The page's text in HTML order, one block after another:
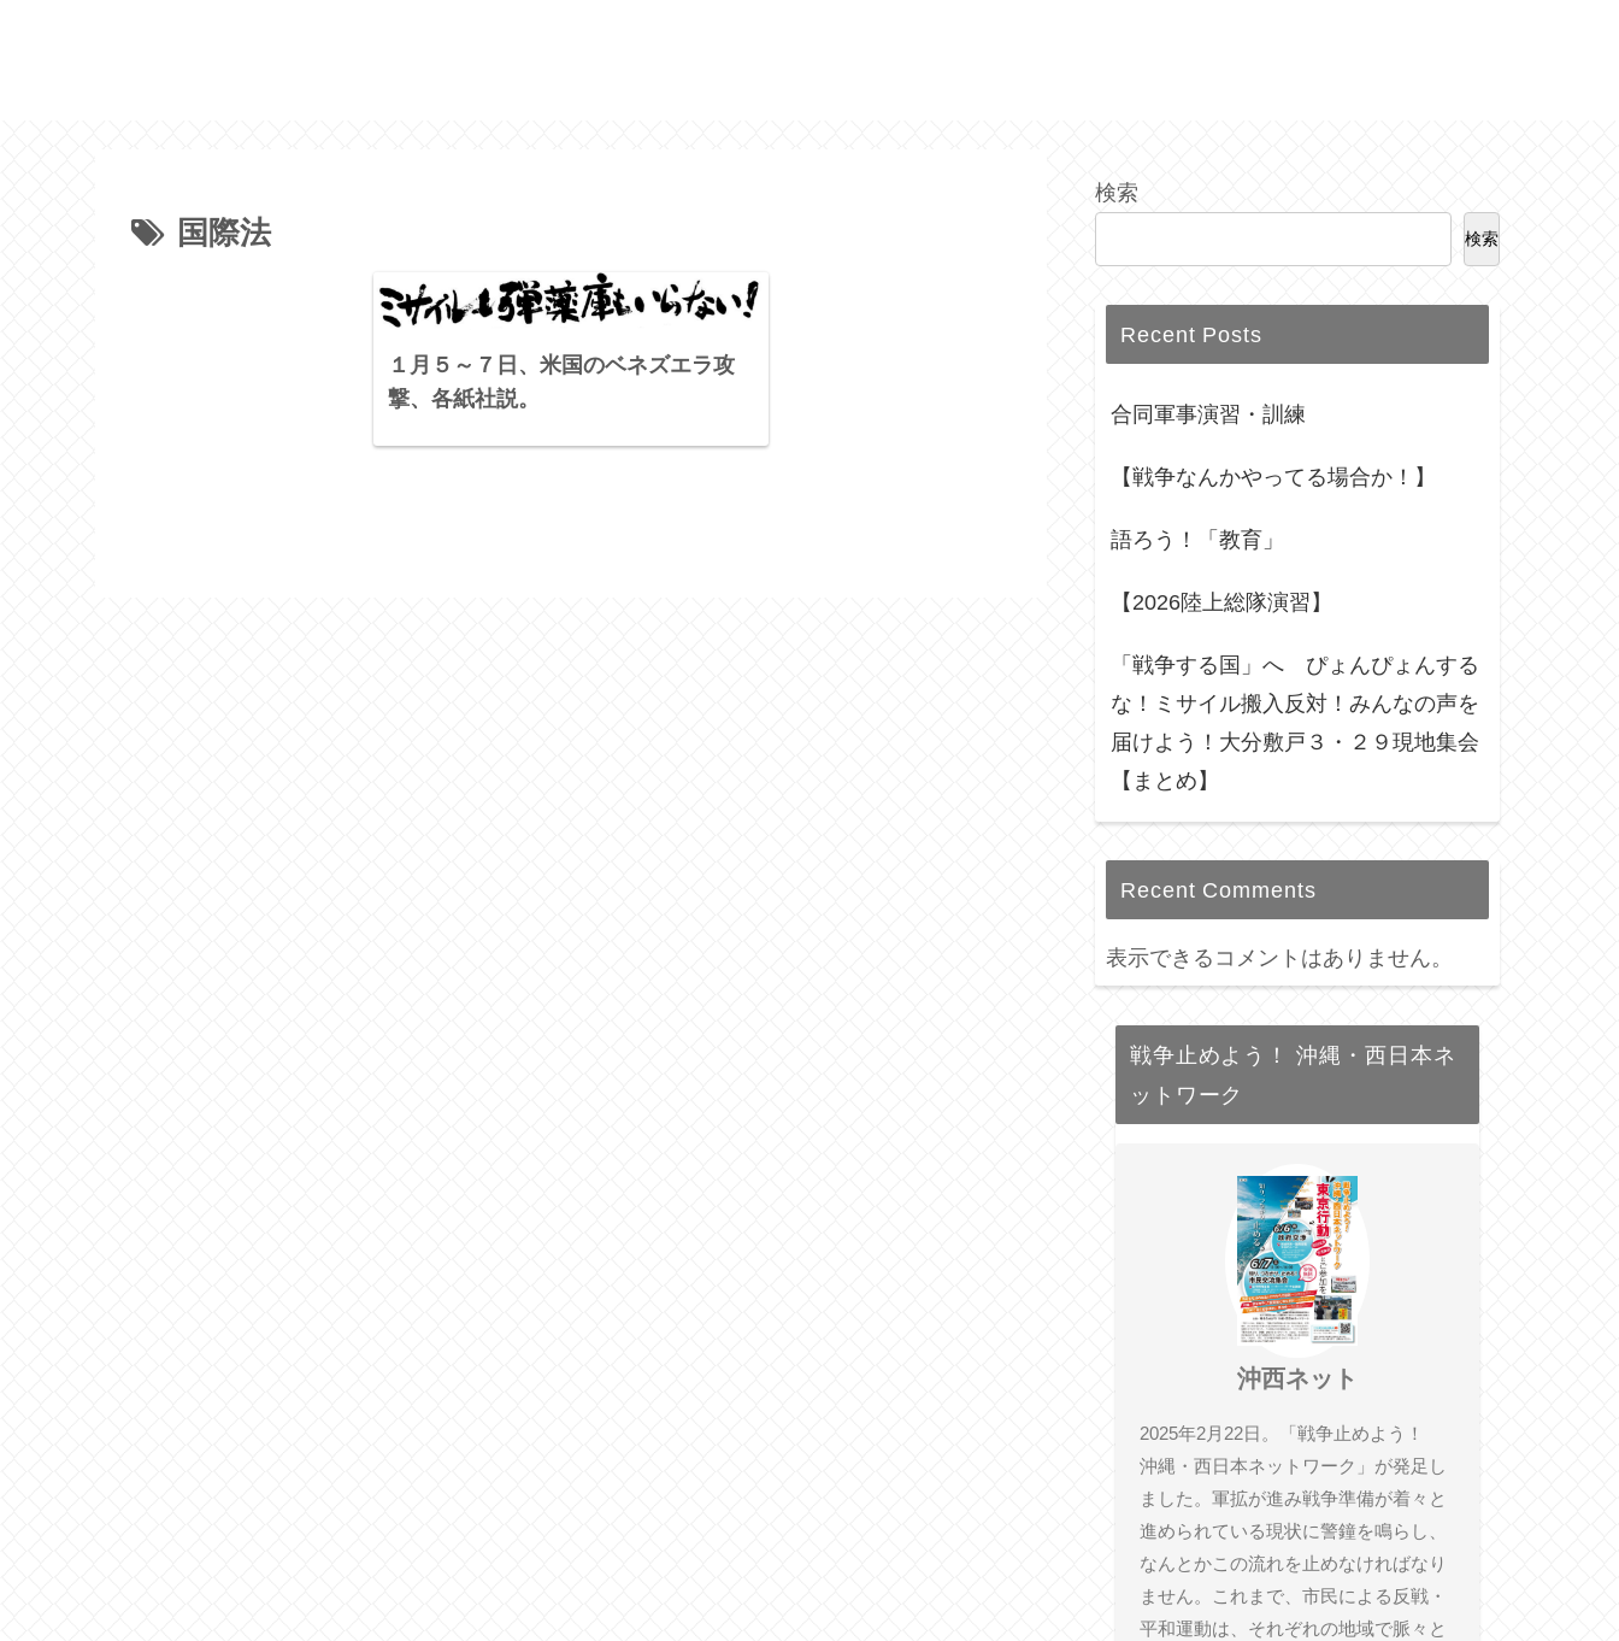
国際法
１月５～７日、米国のベネズエラ攻
撃、各紙社説。
検索
検索
Recent Posts
合同軍事演習・訓練
【戦争なんかやってる場合か！】
語ろう！「教育」
【2026陸上総隊演習】
「戦争する国」へ ぴょんぴょんする
な！ミサイル搬入反対！みんなの声を
届けよう！大分敷戸３・２９現地集会
【まとめ】
Recent Comments
表示できるコメントはありません。
戦争止めよう！ 沖縄・西日本ネ
ットワーク
沖西ネット
2025年2月22日。「戦争止めよう！
沖縄・西日本ネットワーク」が発足し
ました。軍拡が進み戦争準備が着々と
進められている現状に警鐘を鳴らし、
なんとかこの流れを止めなければなり
ません。これまで、市民による反戦・
平和運動は、それぞれの地域で脈々と